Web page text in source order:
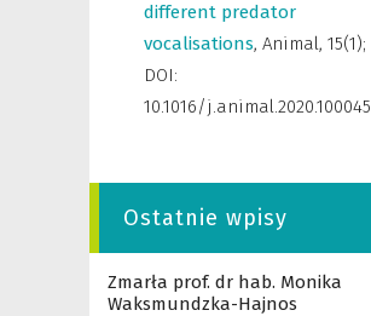
different predator
vocalisations, Animal, 15(1);
DOI:
10.1016/j.animal.2020.100045
Ostatnie wpisy
Zmarła prof. dr hab. Monika
Waksmundzka-Hajnos